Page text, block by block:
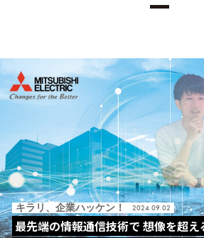
キラリ、企業ハッケン！ 2024.09.02
最先端の情報通信技術で 想像を超